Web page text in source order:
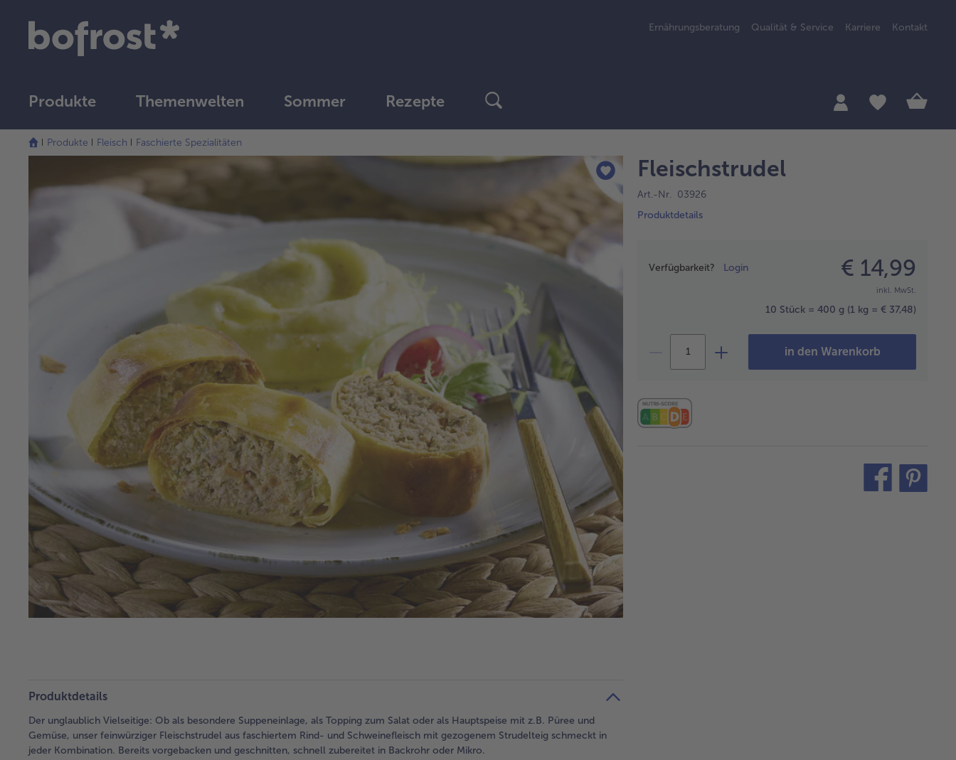
Ernährungsberatung Qualität & Service Karriere Kontakt
Produkte Themenwelten Sommer Rezepte
Produkte Fleisch Faschierte Spezialitäten
Fleischstrudel
Art.-Nr. 03926
Produktdetails
Verfügbarkeit? Login € 14,99
inkl. MwSt.
10 Stück = 400 g (1 kg = € 37,48)
in den Warenkorb
teilen
Produktdetails
Der unglaublich Vielseitige: Ob als besondere Suppeneinlage, als Topping zum Salat oder als Hauptspeise mit z.B. Püree und
Gemüse, unser feinwürziger Fleischstrudel aus faschiertem Rind- und Schweinefleisch mit gezogenem Strudelteig schmeckt in
jeder Kombination. Bereits vorgebacken und geschnitten, schnell zubereitet in Backrohr oder Mikro.